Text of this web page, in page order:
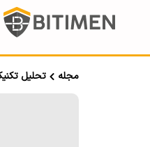
مجله تحلیل